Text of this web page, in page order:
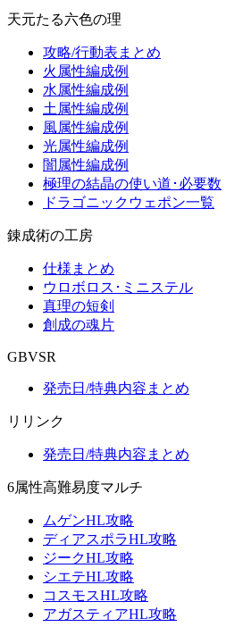
天元たる六色の理
攻略/行動表まとめ
火属性編成例
水属性編成例
土属性編成例
風属性編成例
光属性編成例
闇属性編成例
極理の結晶の使い道･必要数
ドラゴニックウェポン一覧
錬成術の工房
仕様まとめ
ウロボロス･ミニステル
真理の短剣
創成の魂片
GBVSR
発売日/特典内容まとめ
リリンク
発売日/特典内容まとめ
6属性高難易度マルチ
ムゲンHL攻略
ディアスポラHL攻略
ジークHL攻略
シエテHL攻略
コスモスHL攻略
アガスティアHL攻略